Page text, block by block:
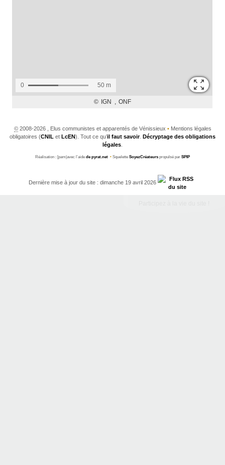
©2008-2026 , Elus communistes et apparentés de Vénissieux •Mentions légales
obligatoires (CNIL et LcEN). Tout ce qu’il faut savoir. Décryptage des obligations
légales
Réalisation : [pam|avec l’aide de pyrat.net • Squelette SoyezCréateurs propulsé par SPIP
Dernière mise à jour du site : dimanche 19 avril 2026